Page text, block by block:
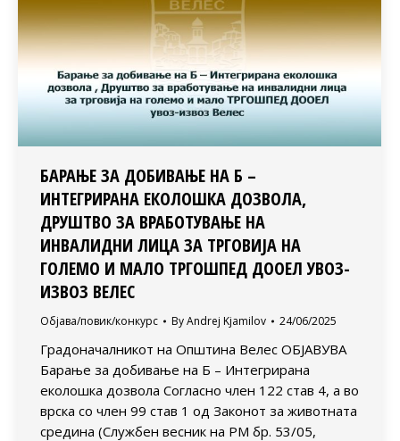
БАРАЊЕ ЗА ДОБИВАЊЕ НА Б –
ИНТЕГРИРАНА ЕКОЛОШКА ДОЗВОЛА,
ДРУШТВО ЗА ВРАБОТУВАЊЕ НА
ИНВАЛИДНИ ЛИЦА ЗА ТРГОВИЈА НА
ГОЛЕМО И МАЛО ТРГОШПЕД ДООЕЛ УВОЗ-
ИЗВОЗ ВЕЛЕС
Објава/повик/конкурс ByAndrej Kjamilov 24/06/2025
Градоначалникот на Општина Велес ОБЈАВУВА
Барање за добивање на Б – Интегрирана
еколошка дозвола Согласно член 122 став 4, а во
врска со член 99 став 1 од Законот за животната
средина (Службен весник на РМ бр. 53/05,